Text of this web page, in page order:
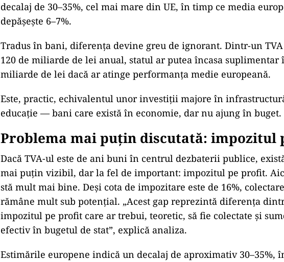
decalaj de 30–35%, cel mai mare din UE, în timp ce media
depășește 6–7%.
Tradus în bani, diferența devine greu de ignorant. Dintr-un
120 de miliarde de lei anual, statul ar putea încasa suplimentar
miliarde de lei dacă ar atinge performanța medie europeană.
Este, practic, echivalentul unor investiții majore în
educație — bani care există în economie, dar nu ajung în buget.
Problema mai puțin discutată: impozitul
Dacă TVA-ul este de ani buni în centrul dezbaterii publice,
mai puțin vizibil, dar la fel de important: impozitul pe profit.
stă mult mai bine. Deși cota de impozitare este de 16%,
rămâne mult sub potențial. „Acest gap reprezintă diferența
impozitul pe profit care ar trebui, teoretic, să fie colectate și
efectiv în bugetul de stat”, explică analiza.
Estimările europene indică un decalaj de aproximativ 30–35%,